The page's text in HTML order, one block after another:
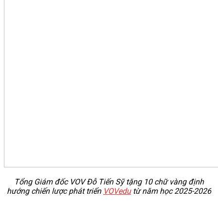
Tổng Giám đốc VOV Đỗ Tiến Sỹ tặng 10 chữ vàng định
hướng chiến lược phát triển VOVedutừ năm học 2025-2026